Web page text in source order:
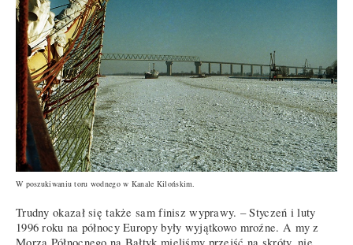
W poszukiwaniu toru wodnego w Kanale Kilońskim.
Trudny okazał się także sam finisz wyprawy. – Styczeń i luty
1996 roku na północy Europy były wyjątkowo mroźne. A my z